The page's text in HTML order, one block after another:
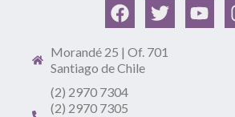
Morandé 25 | Of. 701
Santiago de Chile
(2) 2970 7304
(2) 2970 7305